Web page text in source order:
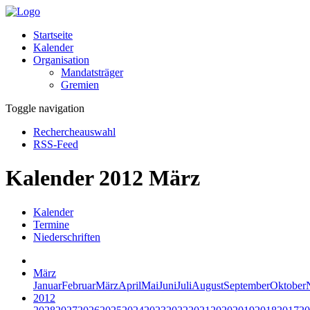
Startseite
Kalender
Organisation
Mandatsträger
Gremien
Toggle navigation
Rechercheauswahl
RSS-Feed
Kalender 2012 März
Kalender
Termine
Niederschriften
März
JanuarFebruarMärzAprilMaiJuniJuliAugustSeptemberOktober
2012